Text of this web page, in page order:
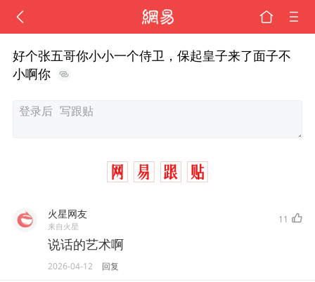
好个张五哥你小小一个侍卫，保起皇子来了面子不
小啊你
火星网友
来自火星
11
说话的艺术啊
2026-04-12 回复